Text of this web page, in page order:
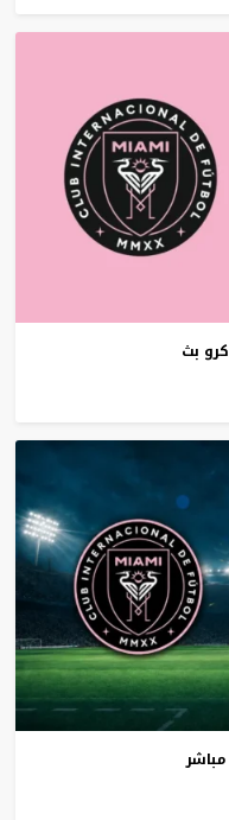
كرو بث
مباشر